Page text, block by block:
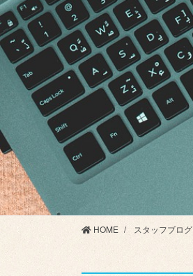
移
動
HOME スタッフブログ